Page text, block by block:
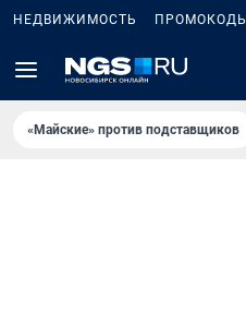
НЕДВИЖИМОСТЬ ПРОМОКОДЫ
«Майские» против подставщиков